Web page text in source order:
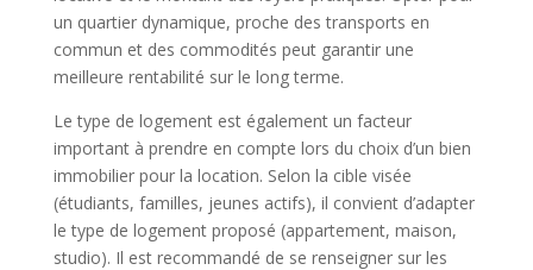
un quartier dynamique, proche des transports en
commun et des commodités peut garantir une
meilleure rentabilité sur le long terme.
Le type de logement est également un facteur
important à prendre en compte lors du choix d’un bien
immobilier pour la location. Selon la cible visée
(étudiants, familles, jeunes actifs), il convient d’adapter
le type de logement proposé (appartement, maison,
studio). Il est recommandé de se renseigner sur les